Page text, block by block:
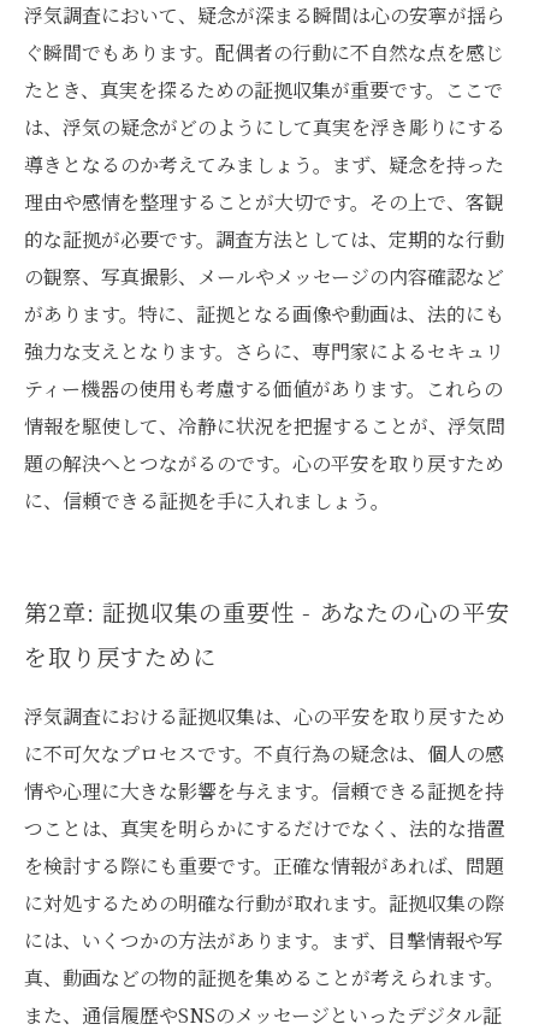
第7章: 未来への一歩 - 透明な関係を築くために
浮気調査において、疑念が深まる瞬間は心の安寧が揺ら
ぐ瞬間でもあります。配偶者の行動に不自然な点を感じ
たとき、真実を探るための証拠収集が重要です。ここで
は、浮気の疑念がどのようにして真実を浮き彫りにする
導きとなるのか考えてみましょう。まず、疑念を持った
理由や感情を整理することが大切です。その上で、客観
的な証拠が必要です。調査方法としては、定期的な行動
の観察、写真撮影、メールやメッセージの内容確認など
があります。特に、証拠となる画像や動画は、法的にも
強力な支えとなります。さらに、専門家によるセキュリ
ティー機器の使用も考慮する価値があります。これらの
情報を駆使して、冷静に状況を把握することが、浮気問
題の解決へとつながるのです。心の平安を取り戻すため
に、信頼できる証拠を手に入れましょう。
第2章: 証拠収集の重要性 - あなたの心の平安
を取り戻すために
浮気調査における証拠収集は、心の平安を取り戻すため
に不可欠なプロセスです。不貞行為の疑念は、個人の感
情や心理に大きな影響を与えます。信頼できる証拠を持
つことは、真実を明らかにするだけでなく、法的な措置
を検討する際にも重要です。正確な情報があれば、問題
に対処するための明確な行動が取れます。証拠収集の際
には、いくつかの方法があります。まず、目撃情報や写
真、動画などの物的証拠を集めることが考えられます。
また、通信履歴やSNSのメッセージといったデジタル証